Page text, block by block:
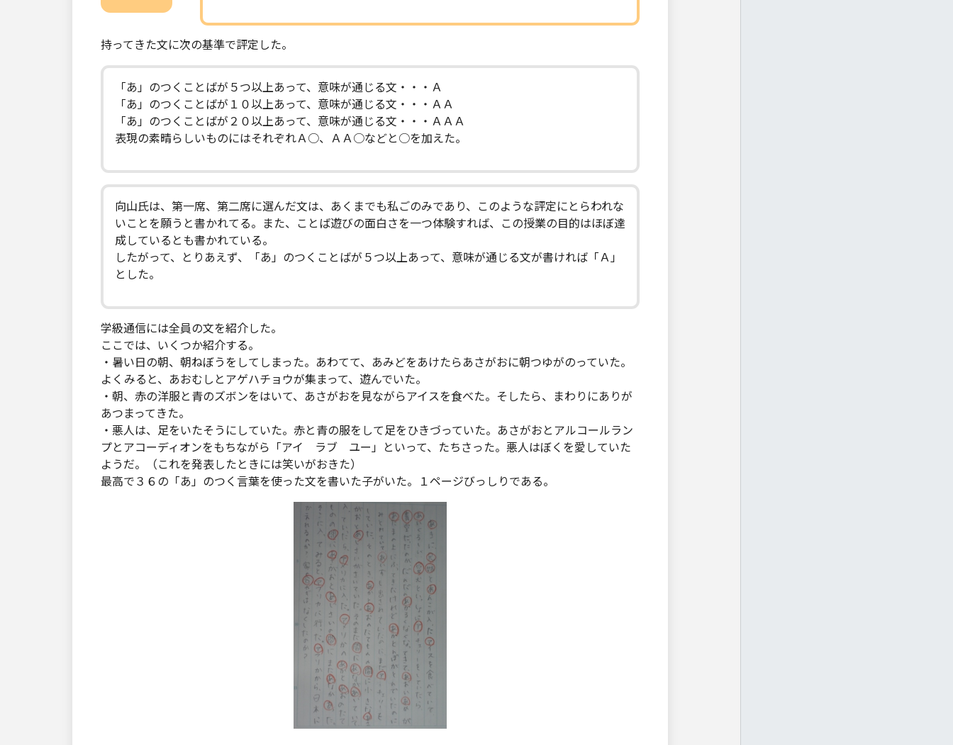
持ってきた文に次の基準で評定した。
「あ」のつくことばが５つ以上あって、意味が通じる文・・・Ａ
「あ」のつくことばが１０以上あって、意味が通じる文・・・ＡＡ
「あ」のつくことばが２０以上あって、意味が通じる文・・・ＡＡＡ
表現の素晴らしいものにはそれぞれＡ○、ＡＡ○などと○を加えた。
向山氏は、第一席、第二席に選んだ文は、あくまでも私ごのみであり、このような評定にとらわれな
いことを願うと書かれてる。また、ことば遊びの面白さを一つ体験すれば、この授業の目的はほぼ達
成しているとも書かれている。
したがって、とりあえず、「あ」のつくことばが５つ以上あって、意味が通じる文が書ければ「Ａ」
とした。
学級通信には全員の文を紹介した。
ここでは、いくつか紹介する。
・暑い日の朝、朝ねぼうをしてしまった。あわてて、あみどをあけたらあさがおに朝つゆがのっていた。
よくみると、あおむしとアゲハチョウが集まって、遊んでいた。
・朝、赤の洋服と青のズボンをはいて、あさがおを見ながらアイスを食べた。そしたら、まわりにありが
あつまってきた。
・悪人は、足をいたそうにしていた。赤と青の服をして足をひきづっていた。あさがおとアルコールラン
プとアコーディオンをもちながら「アイ ラブ ユー」といって、たちさった。悪人はぼくを愛していた
ようだ。（これを発表したときには笑いがおきた）
最高で３６の「あ」のつく言葉を使った文を書いた子がいた。１ページびっしりである。